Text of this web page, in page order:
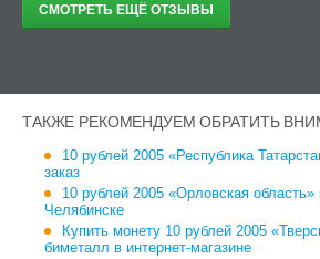
СМОТРЕТЬ ЕЩЁ ОТЗЫВЫ
ТАКЖЕ РЕКОМЕНДУЕМ ОБРАТИТЬ
10 рублей 2005 «Республика
заказ
10 рублей 2005 «Орловская
Челябинске
Купить монету 10 рублей 2005
биметалл в интернет-магазине